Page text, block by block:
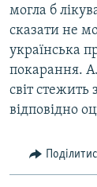
могла б
сказати не
українська
покарання.
світ стежить
відповідно